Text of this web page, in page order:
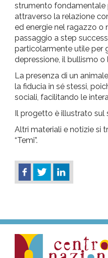
strumento fondamentale
attraverso la relazione
ed energie nel ragazzo o
passaggio a step
particolarmente utile per
depressione, il bullismo
La presenza di un
la fiducia in sé stessi,
sociali, facilitando le
Il progetto è illustrato sul
Altri materiali e notizie si
“Temi”.